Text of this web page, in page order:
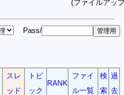
(ファイルアッ
Pass/
スレ
ッド
トピ
ック
RANK
ファイ
ル一覧
検
索
過
去